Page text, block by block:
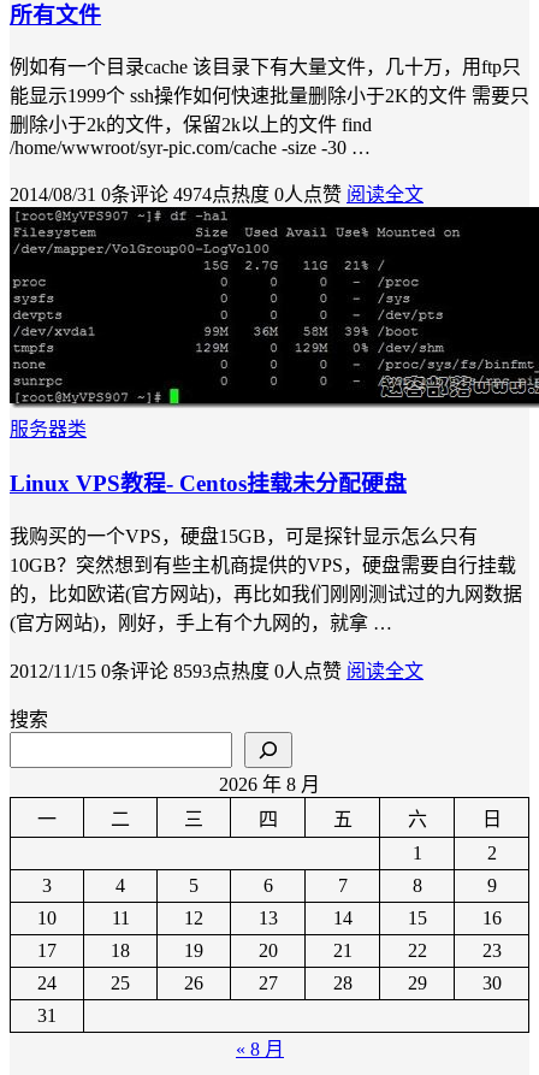
所有文件
例如有一个目录cache 该目录下有大量文件，几十万，用ftp只
能显示1999个 ssh操作如何快速批量删除小于2K的文件 需要只
删除小于2k的文件，保留2k以上的文件 find
/home/wwwroot/syr-pic.com/cache -size -30 …
2014/08/31 0条评论 4974点热度 0人点赞 阅读全文
服务器类
Linux VPS教程- Centos挂载未分配硬盘
我购买的一个VPS，硬盘15GB，可是探针显示怎么只有
10GB？突然想到有些主机商提供的VPS，硬盘需要自行挂载
的，比如欧诺(官方网站)，再比如我们刚刚测试过的九网数据
(官方网站)，刚好，手上有个九网的，就拿 …
2012/11/15 0条评论 8593点热度 0人点赞 阅读全文
搜索
2026 年 8 月
一
二 三 四 五 六
日
1
2
3
4 5 6 7 8
9
10
11 12 13 14 15
16
17
18 19 20 21 22
23
24
25 26 27 28 29
30
31
« 8 月